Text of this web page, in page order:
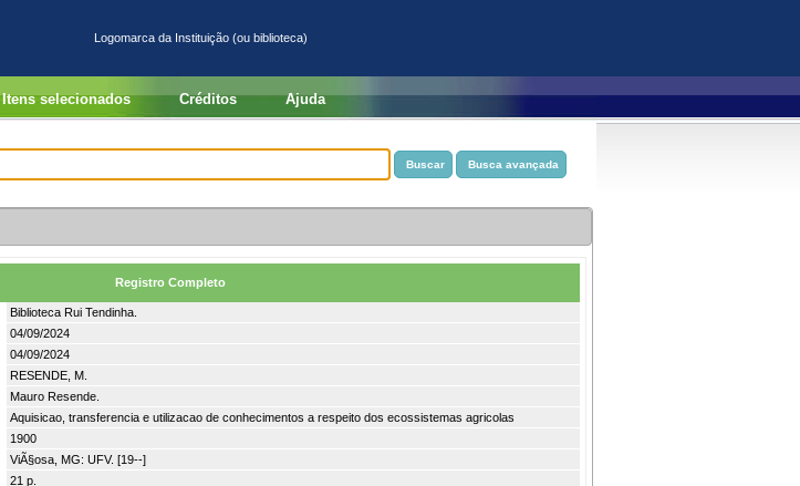
Logomarca da Instituição (ou biblioteca)
Itens selecionados Créditos Ajuda
Registro Completo
Biblioteca Rui Tendinha.
04/09/2024
04/09/2024
RESENDE, M.
Mauro Resende.
Aquisicao, transferencia e utilizacao de conhecimentos a respeito dos ecossistemas agricolas
1900
ViÃ§osa, MG: UFV. [19--]
21 p.